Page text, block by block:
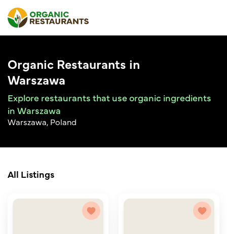
Organic Restaurants in
Warszawa
Explore restaurants that use organic ingredients
in Warszawa
Warszawa, Poland
All Listings